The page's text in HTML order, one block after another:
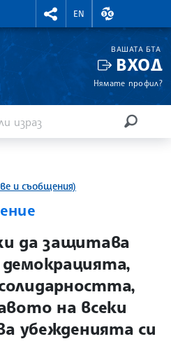
RIGHTMENU.SOCIAL
EN
ВАЛУТНИ
ВАШАТА БТА
ВХОД
Нямате профил?
и съобщения)
да защитава
на всеки
убежденията си